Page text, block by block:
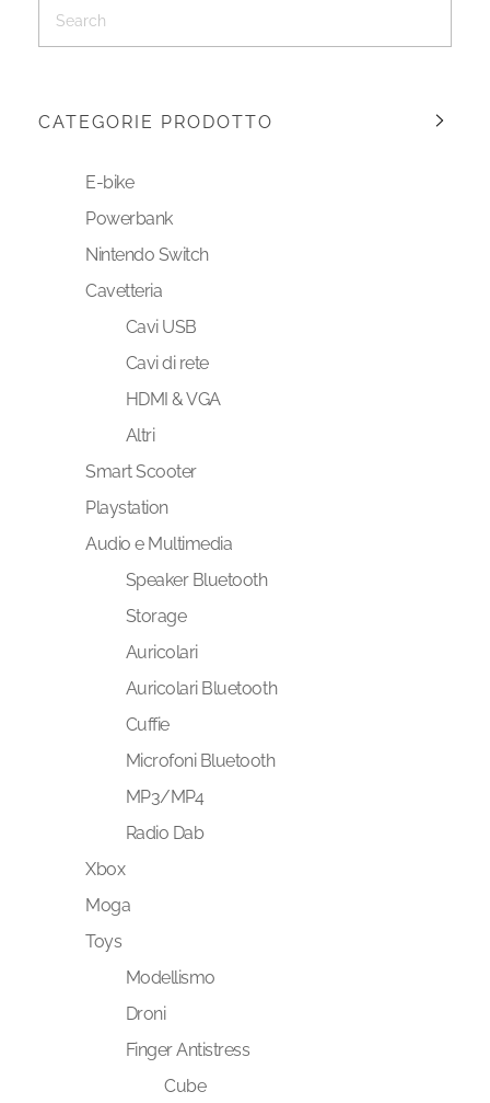
CATEGORIE PRODOTTO
E-bike
Powerbank
Nintendo Switch
Cavetteria
Cavi USB
Cavi di rete
HDMI & VGA
Altri
Smart Scooter
Playstation
Audio e Multimedia
Speaker Bluetooth
Storage
Auricolari
Auricolari Bluetooth
Cuffie
Microfoni Bluetooth
MP3/MP4
Radio Dab
Xbox
Moga
Toys
Modellismo
Droni
Finger Antistress
Cube